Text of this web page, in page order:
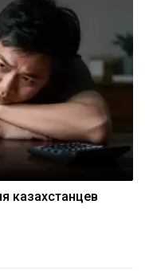
казахстанцев